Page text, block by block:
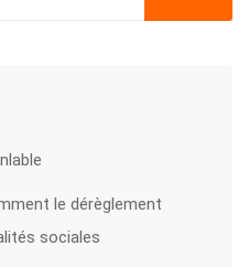
le dérèglement
sociales